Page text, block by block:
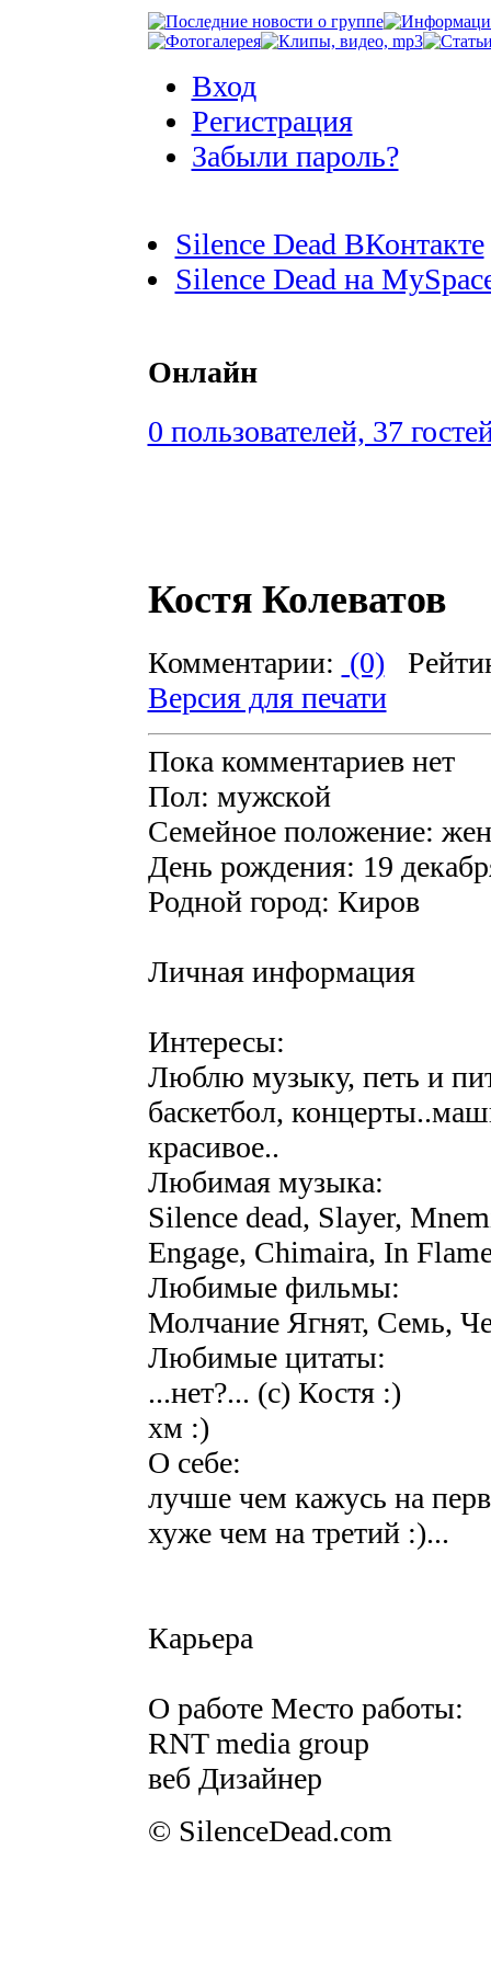
Вход
Регистрация
Забыли пароль?
Silence Dead ВКонтакте
Silence Dead на
Онлайн
0 пользователей, 37
Костя Колеватов
Комментарии: (0)
Версия для печати
Пока комментариев нет
Пол: мужской
Семейное положение:
День рождения: 19
Родной город: Киров
Личная информация
Интересы:
Люблю музыку, петь и
баскетбол,
красивое..
Любимая музыка:
Silence dead, Slayer,
Engage, Chimaira, In
Любимые фильмы:
Молчание Ягнят, Семь,
Любимые цитаты:
...нет?... (с) Костя :)
хм :)
О себе:
лучше чем кажусь на
хуже чем на третий :)...
Карьера
О работе Место работы:
RNT media group
веб Дизайнер
© SilenceDead.com